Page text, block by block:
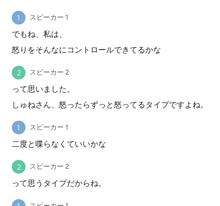
スピーカー 1
でもね、私は、
怒りをそんなにコントロールできてるかな
スピーカー 2
って思いました。
しゅねさん、怒ったらずっと怒ってるタイプですよね。
スピーカー 1
二度と喋らなくていいかな
スピーカー 2
って思うタイプだからね。